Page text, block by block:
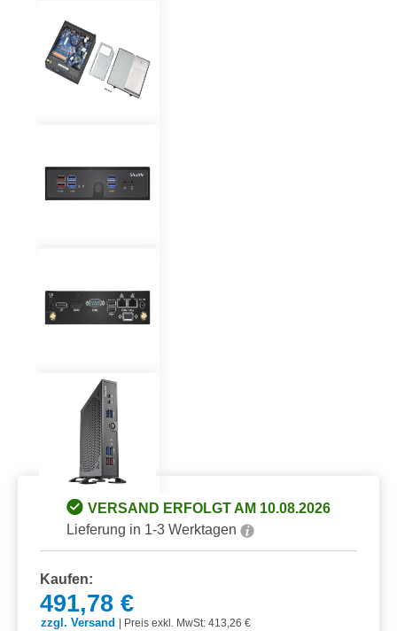
VERSAND ERFOLGT AM 10.08.2026
Lieferung in 1-3 Werktagen
Kaufen:
491,78 €
zzgl. Versand
Preis exkl. MwSt: 413,26 €